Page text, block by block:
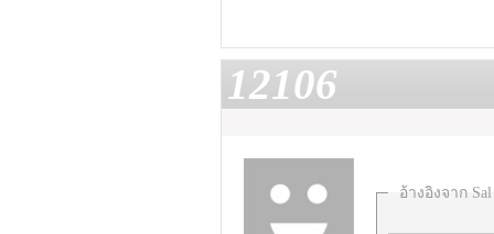
12106
อ้างอิงจาก